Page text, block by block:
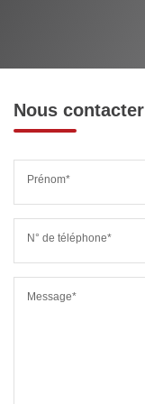
Nous contacter
Prénom*
N° de téléphone*
Message*